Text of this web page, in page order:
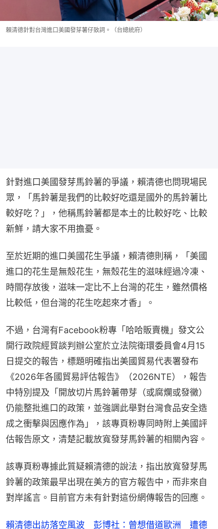
賴清德針對台灣進口美國發芽薯仔致詞。（台總統府）
針對進口美國發芽馬鈴薯的爭議，賴清德也問現場民
眾，「馬鈴薯是我們的比較好吃還是國外的馬鈴薯比
較好吃？」，他稱馬鈴薯都是本土的比較好吃、比較
新鮮，請大家不用擔憂。
至於近期的進口美國花生爭議，賴清德則稱，「美國
進口的花生是無殼花生，無殼花生的滋味經過冷凍、
時間存放後，滋味一定比不上台灣的花生，雖然價格
比較低，但台灣的花生吃起來才香」。
不過，台灣有Facebook粉專「哈哈販賣機」發文公
開行政院經貿談判辦公室於立法院衛環委員會4月15
日提交的報告，標題明確指出美國貿易代表署發布
《2026年各國貿易評估報告》（2026NTE），報告
中特別提及「開放切片馬鈴薯帶芽（或腐爛或發黴）
仍能整批進口的政策，並強調此舉對台灣食品安全造
成之衝擊與因應作為」，該專頁粉專同時附上美國評
估報告原文，清楚記載放寬發芽馬鈴薯的相關內容。
該專頁粉專據此質疑賴清德的說法，指出放寬發芽馬
鈴薯的政策最早出現在美方的官方報告中，而非來自
對岸謠言。目前官方未有針對這份網傳報告的回應。
賴清德出訪落空風波 彭博社：曾想借道歐洲 遭德